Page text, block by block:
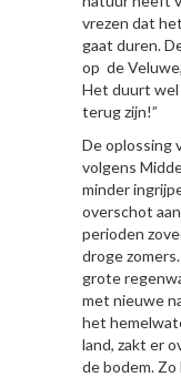
vrezen dat
gaat duren.
op de
Het duurt wel
terug zijn!”
De oplossing
volgens
minder
overschot
perioden
droge
grote
met nieuwe
het
land, zakt er
de bodem.